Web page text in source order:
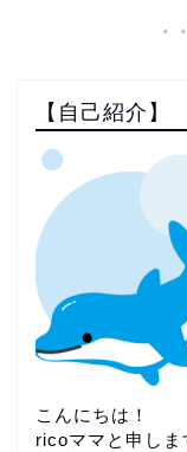
【自己紹介】
こんにちは！
ricoママと申しま